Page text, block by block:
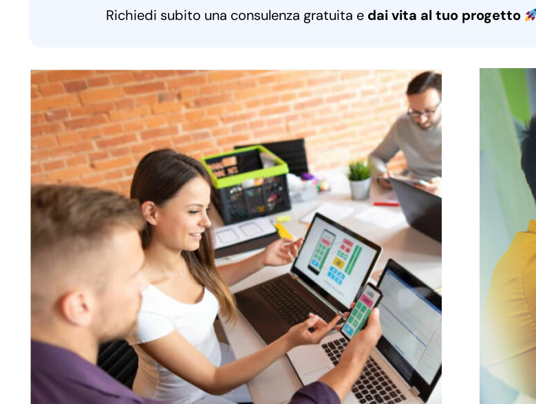
Richiedi subito una consulenza gratuita e dai vita al tuo progetto